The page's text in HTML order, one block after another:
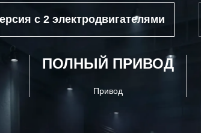
с 2 электродвигателями
ПОЛНЫЙ ПРИВОД
Привод